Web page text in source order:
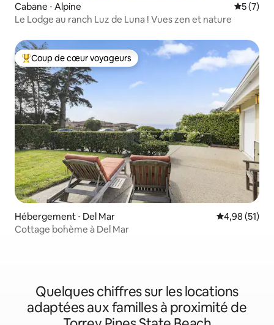
Cabane ⋅ Alpine
5 (7)
Le Lodge au ranch Luz de Luna ! Vues zen et nature
Coups de cœur voyageurs les plus appréciés
Coup de cœur voyageurs
Hébergement ⋅ Del Mar Évaluation
4,98 (51)
Cottage bohème à Del Mar
Quelques chiffres sur les locations
adaptées aux familles à proximité de